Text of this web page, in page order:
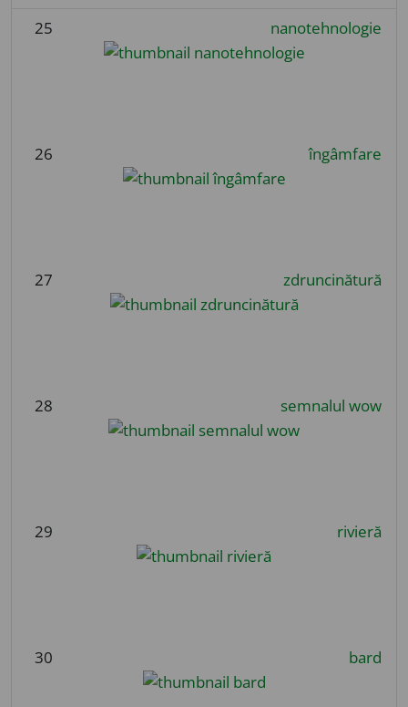
25 nanotehnologie
26 îngâmfare
27 zdruncinătură
28 semnalul wow
29 rivieră
30 bard